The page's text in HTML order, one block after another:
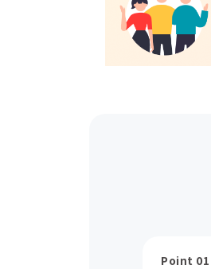
Point 01